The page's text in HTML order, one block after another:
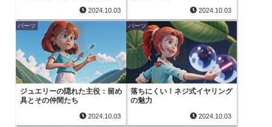
2024.10.03 2024.10.03
パーツ
ジュエリーの隠れた主役：留め
具とその仲間たち
2024.10.03
パーツ
落ちにくい！ネジ式イヤリング
の魅力
2024.10.03